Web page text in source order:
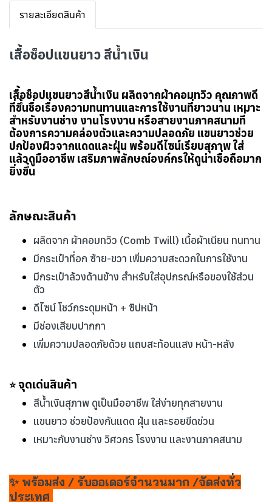
รายละเอียดสินค้า
เสื้อช็อปแขนยาว สีน้ำเงิน
เสื้อช็อปแขนยาวสีน้ำเงิน ผลิตจากผ้าคอมทวิว คุณภาพดี
ที่ขึ้นชื่อเรื่องความทนทานและการใช้งานที่ยาวนาน เหมาะ
สำหรับงานช่าง งานโรงงาน หรือสายงานภาคสนามที่
ต้องการความคล่องตัวและความปลอดภัย แขนยาวช่วย
ปกป้องผิวจากแดดและฝุ่น พร้อมดีไซน์เรียบสุภาพ ใส่
แล้วดูมืออาชีพ เสริมภาพลักษณ์องค์กรให้ดูน่าเชื่อถือมาก
ยิ่งขึ้น
ลักษณะสินค้า
ผลิตจาก ผ้าคอมทวิว (Comb Twill) เนื้อผ้าเนียน ทนทาน
มีกระเป๋าที่อก ซ้าย-ขวา เพิ่มความสะดวกในการใช้งาน
มีกระเป๋าล้วงด้านข้าง สำหรับใส่อุปกรณ์หรือของใช้ส่วน
ตัว
ดีไซน์ โชว์กระดุมหน้า + ซิปหน้า
มีช่องเสียบปากกา
เพิ่มความปลอดภัยด้วย แถบสะท้อนแสง หน้า-หลัง
⭐จุดเด่นสินค้า
สีน้ำเงินสุภาพ ดูเป็นมืออาชีพ ใส่ง่ายทุกสายงาน
แขนยาว ช่วยป้องกันแดด ฝุ่น และรอยขีดข่วน
เหมาะกับงานช่าง วิศวกร โรงงาน และงานภาคสนาม
✨ พร้อมส่ง / รับออเดอร์จำนวนมาก /จัดส่งทั่ว
ประเทศ